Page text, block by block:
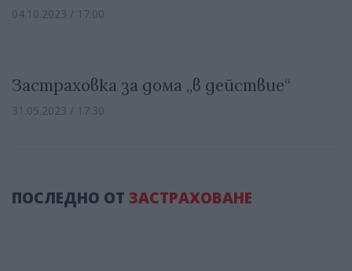
04.10.2023 / 17:00
Застраховка за дома „в действие“
31.05.2023 / 17:30
ПОСЛЕДНО ОТ ЗАСТРАХОВАНЕ